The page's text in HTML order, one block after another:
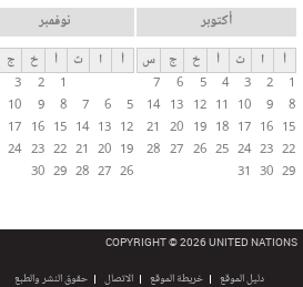
أكتوبر
أ ا ث أ خ ج
س
1
2
3
4
5
6
7
8
9
10
11
12
13
14
15
16
17
18
19
20
21
22
23
24
25
26
27
28
29
30
31
نوفمبر
أ ا ث أ خ ج
1
2
3
5
6
7
8
9
10
12
13
14
15
16
17
19
20
21
22
23
24
26
27
28
29
30
COPYRIGHT © 2026 UNITED NATIONS
دليل الموقع خريطة الموقع الاتصال حقوق النشر والطبع